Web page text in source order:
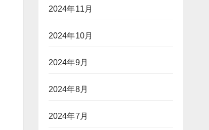
2024年11月
2024年10月
2024年9月
2024年8月
2024年7月